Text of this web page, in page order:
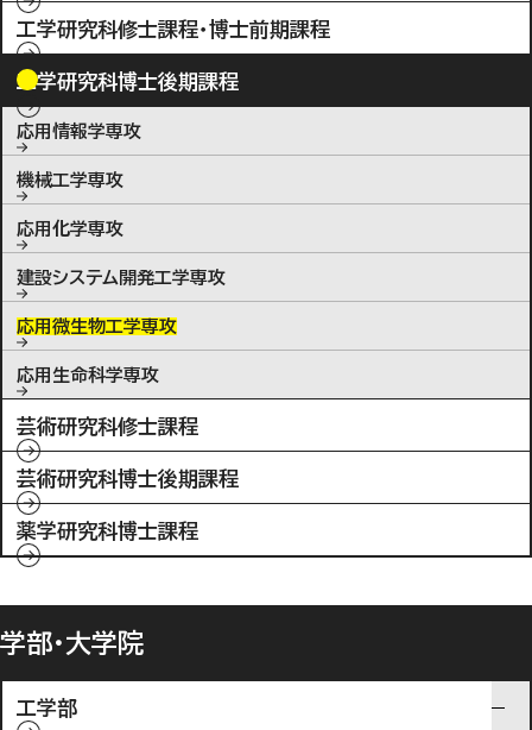
工学研究科修士課程・博士前期課程
工学研究科博士後期課程
応用情報学専攻
機械工学専攻
応用化学専攻
建設システム開発工学専攻
応用微生物工学専攻
応用生命科学専攻
芸術研究科修士課程
芸術研究科博士後期課程
薬学研究科博士課程
学部・大学院
工学部